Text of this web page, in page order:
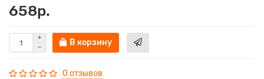
658р.
В корзину
0 отзывов